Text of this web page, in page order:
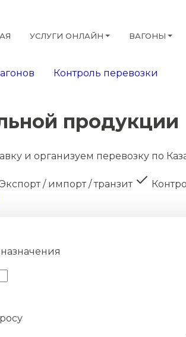
УСЛУГИ ОНЛАЙН ВАГОНЫ
Контроль перевозки
продукции
и организуем перевозку по
Экспорт / импорт / транзит